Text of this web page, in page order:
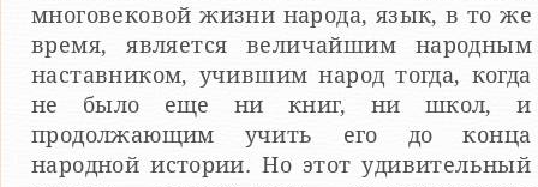
многовековой жизни народа, язык, в то же
время, является величайшим народным
наставником, учившим народ тогда, когда
не было еще ни книг, ни школ, и
продолжающим учить его до конца
народной истории. Но этот удивительный